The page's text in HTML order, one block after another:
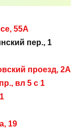
55А
пер., 1
проезд, 2А
вл 5 с 1
19